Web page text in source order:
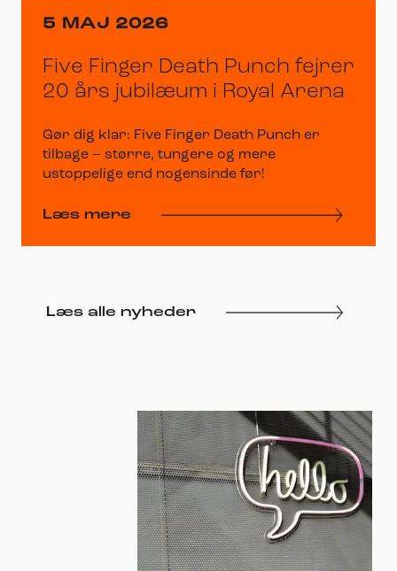
5 MAJ 2026
Five Finger Death Punch fejrer
20 års jubilæum i Royal Arena
Gør dig klar: Five Finger Death Punch er
tilbage – større, tungere og mere
ustoppelige end nogensinde før!
Læs mere
Læs alle nyheder